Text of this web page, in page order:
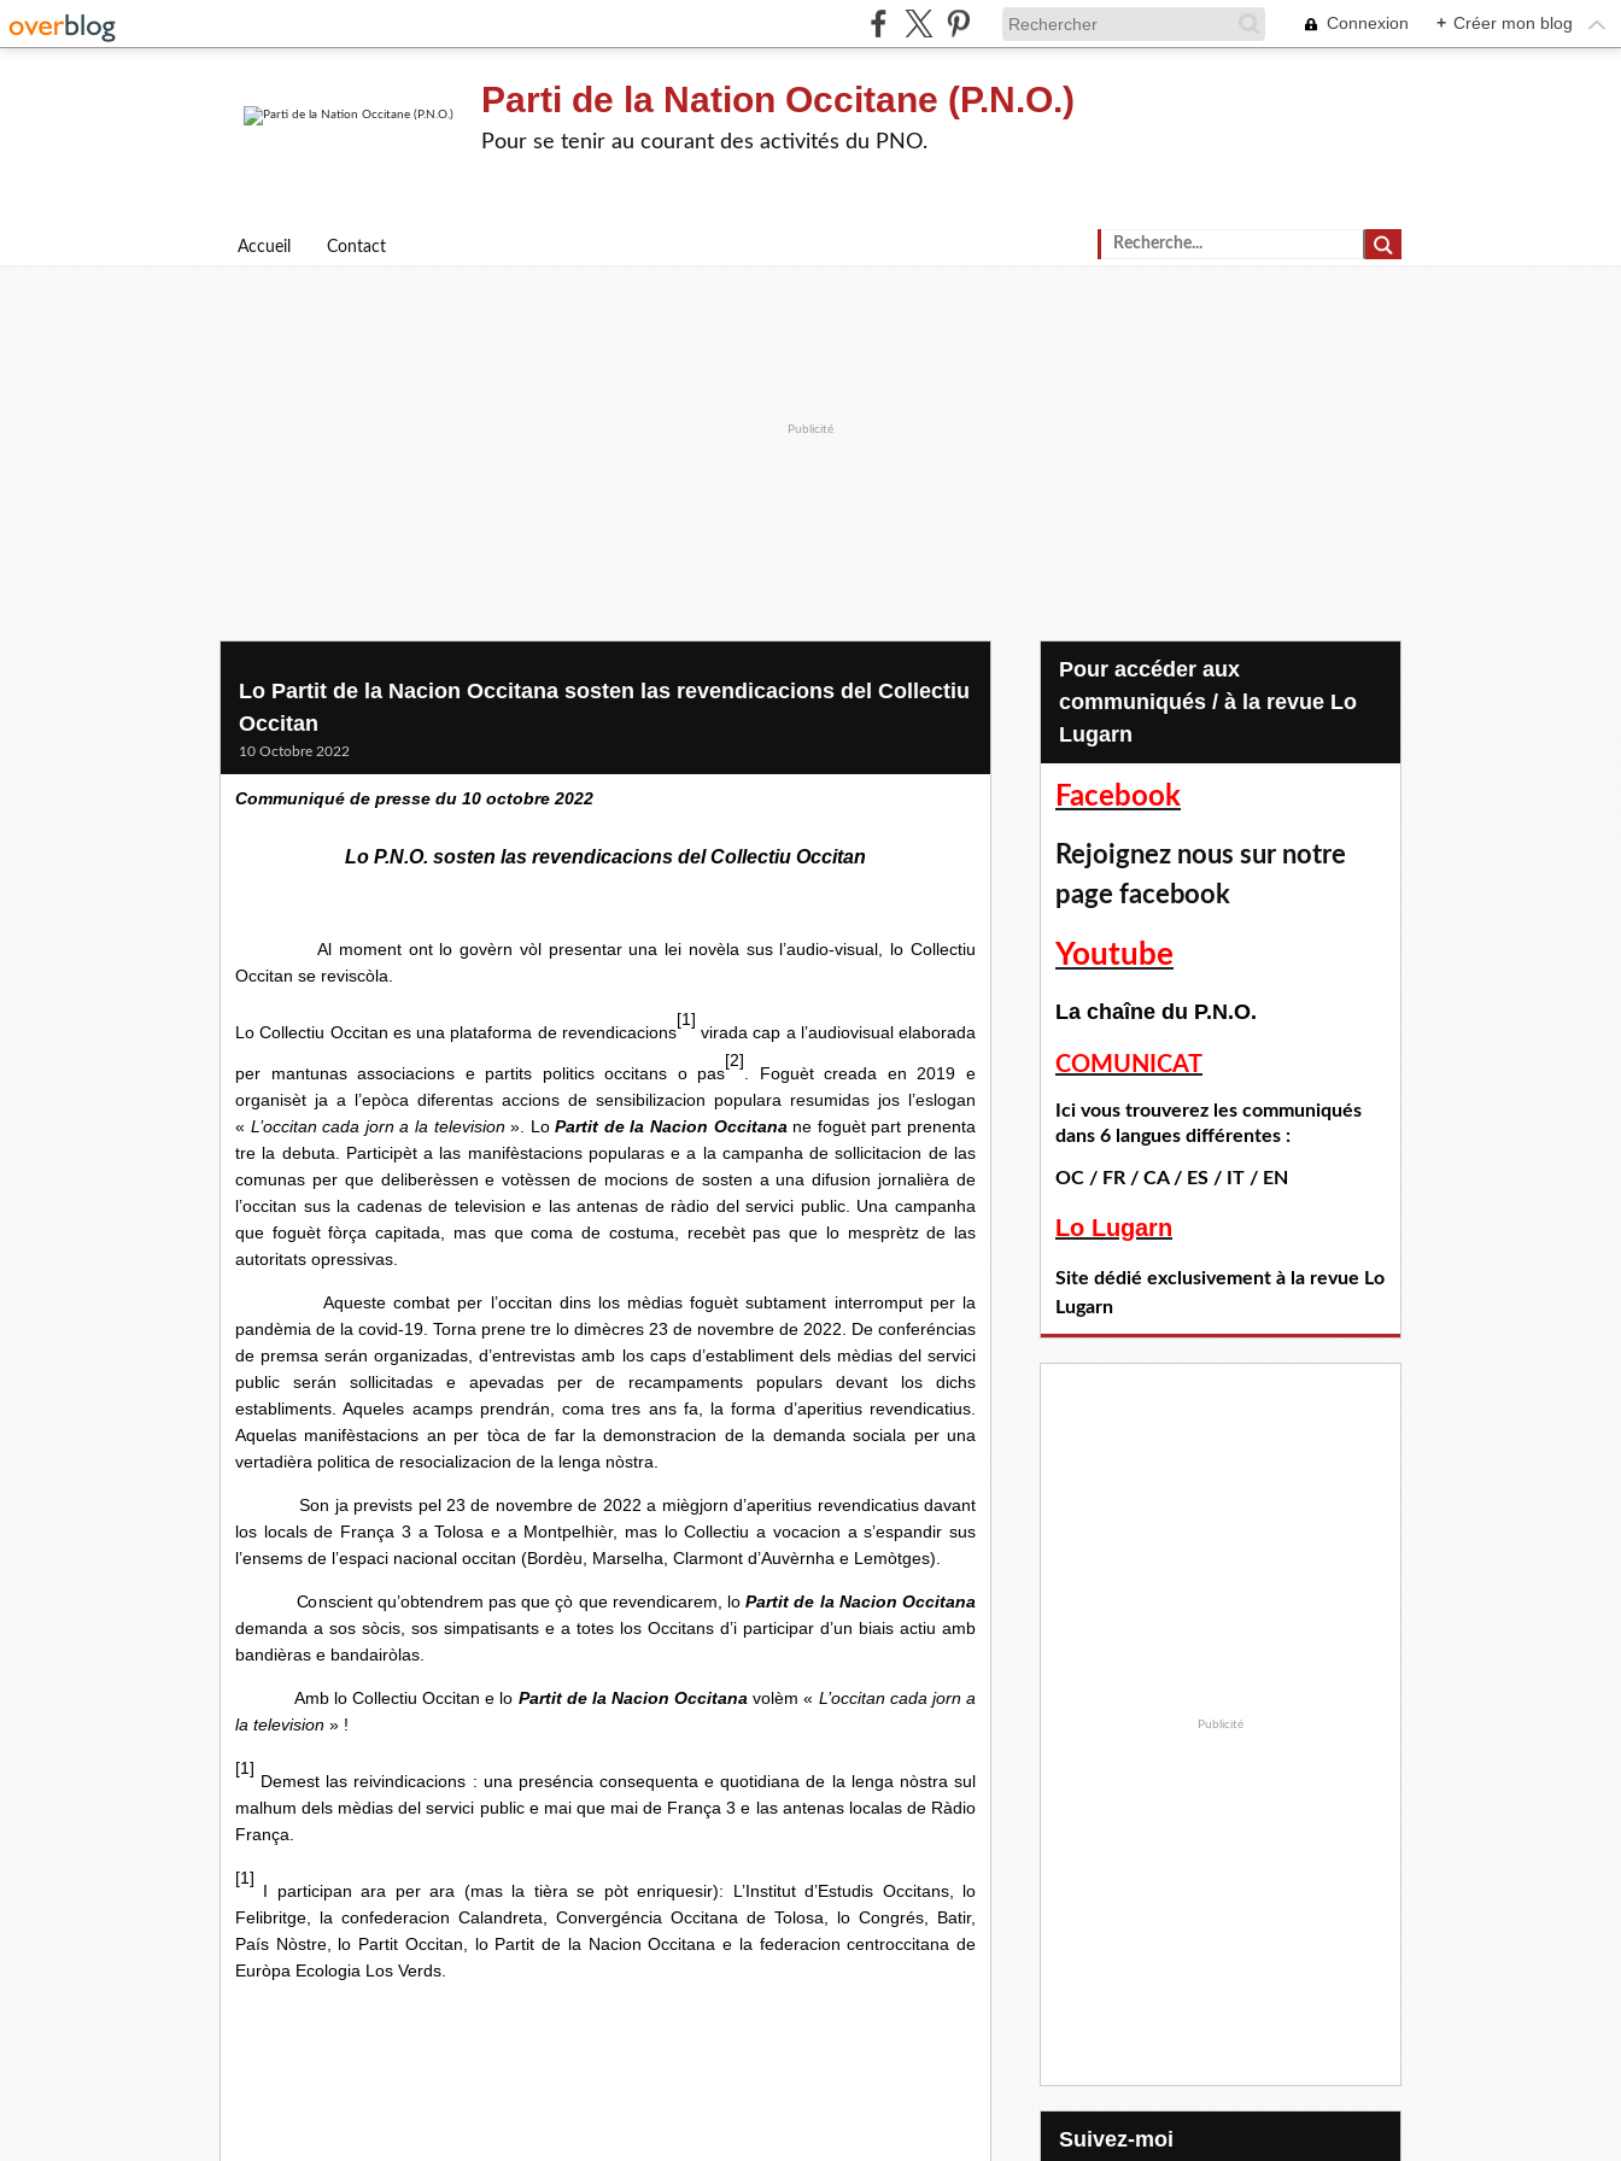
Connexion + Créer mon blog
Parti de la Nation Occitane (P.N.O.)
Pour se tenir au courant des activités du PNO.
Accueil Contact
Publicité
Lo Partit de la Nacion Occitana sosten las revendicacions del Collectiu
Occitan
10 Octobre 2022
Communiqué de presse du 10 octobre 2022
Lo P.N.O. sosten las revendicacions del Collectiu Occitan
Al moment ont lo govèrn vòl presentar una lei novèla sus l’audio-visual, lo Collectiu
Occitan se reviscòla.
Lo Collectiu Occitan es una plataforma de revendicacions
[1]
virada cap a l’audiovisual elaborada
per mantunas associacions e partits politics occitans o pas
[2]
. Foguèt creada en 2019 e
organisèt ja a l’epòca diferentas accions de sensibilizacion populara resumidas jos l’eslogan
« L’occitan cada jorn a la television». LoPartit de la Nacion Occitana ne foguèt part prenenta
tre la debuta. Participèt a las manifèstacions popularas e a la campanha de sollicitacion de las
comunas per que deliberèssen e votèssen de mocions de sosten a una difusion jornalièra de
l’occitan sus la cadenas de television e las antenas de ràdio del servici public. Una campanha
que foguèt fòrça capitada, mas que coma de costuma, recebèt pas que lo mesprètz de las
autoritats opressivas.
Aqueste combat per l’occitan dins los mèdias foguèt subtament interromput per la
pandèmia de la covid-19. Torna prene tre lo dimècres 23 de novembre de 2022. De conferéncias
de premsa serán organizadas, d’entrevistas amb los caps d’establiment dels mèdias del servici
public serán sollicitadas e apevadas per de recampaments populars devant los dichs
establiments. Aqueles acamps prendrán, coma tres ans fa, la forma d’aperitius revendicatius.
Aquelas manifèstacions an per tòca de far la demonstracion de la demanda sociala per una
vertadièra politica de resocializacion de la lenga nòstra.
Son ja prevists pel 23 de novembre de 2022 a miègjorn d’aperitius revendicatius davant
los locals de França 3 a Tolosa e a Montpelhièr, mas lo Collectiu a vocacion a s’espandir sus
l’ensems de l’espaci nacional occitan (Bordèu, Marselha, Clarmont d’Auvèrnha e Lemòtges).
Conscient qu’obtendrem pas que çò que revendicarem, loPartit de la Nacion Occitana
demanda a sos sòcis, sos simpatisants e a totes los Occitans d’i participar d’un biais actiu amb
bandièras e bandairòlas.
Amb lo Collectiu Occitan e lo Partit de la Nacion Occitana volèm « L’occitan cada jorn a
la television » !
[1]
Demest las reivindicacions : una preséncia consequenta e quotidiana de la lenga nòstra sul
malhum dels mèdias del servici public e mai que mai de França 3 e las antenas localas de Ràdio
França.
[1]
I participan ara per ara (mas la tièra se pòt enriquesir): L’Institut d’Estudis Occitans, lo
Felibritge, la confederacion Calandreta, Convergéncia Occitana de Tolosa, lo Congrés, Batir,
País Nòstre, lo Partit Occitan, lo Partit de la Nacion Occitana e la federacion centroccitana de
Euròpa Ecologia Los Verds.
Pour accéder aux
communiqués / à la revue Lo
Lugarn
Facebook
Rejoignez nous sur notre
page facebook
Youtube
La chaîne du P.N.O.
COMUNICAT
Ici vous trouverez les communiqués
dans 6 langues différentes :
OC / FR / CA / ES / IT / EN
Lo Lugarn
Site dédié exclusivement à la revue Lo
Lugarn
Publicité
Suivez-moi